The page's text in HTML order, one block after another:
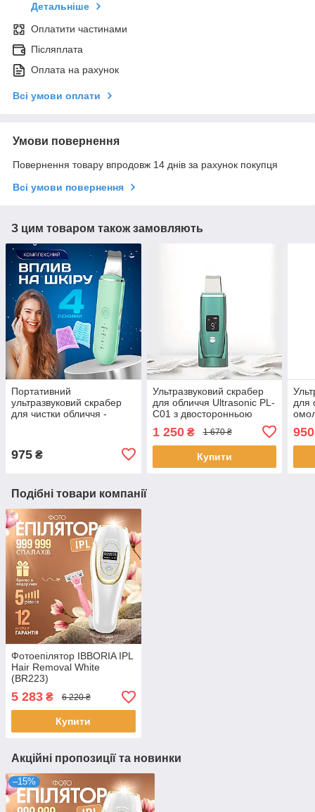
Детальніше
Оплатити частинами
Післяплата
Оплата на рахунок
Всі умови оплати
Умови повернення
Повернення товару впродовж 14 днів за рахунок покупця
Всі умови повернення
З цим товаром також замовляють
Портативний
ультразвуковий скрабер
для чистки обличчя -
975 ₴
Ультразвуковий скрабер
для обличчя Ultrasonic PL-
C01 з двосторонньою
Зелений
1 250₴ 1 670 ₴
Купити
для
С3
950
Подібні товари компанії
Фотоепілятор IBBORIA IPL
Hair Removal White
(BR223)
5 283 ₴ 6 220 ₴
Купити
Акційні пропозиції та новинки
–15%